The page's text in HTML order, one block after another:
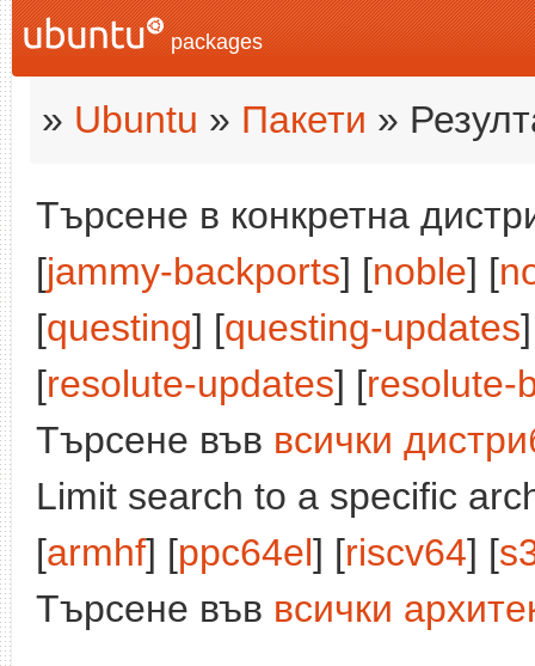
packages
» Ubuntu » Пакети »
Търсене в конкретна
[jammy-backports] [noble] [
[questing] [questing-updates
[resolute-updates] [resolute-
Търсене във всички
Limit search to a specific
[armhf] [ppc64el] [riscv64] [
Търсене във всички